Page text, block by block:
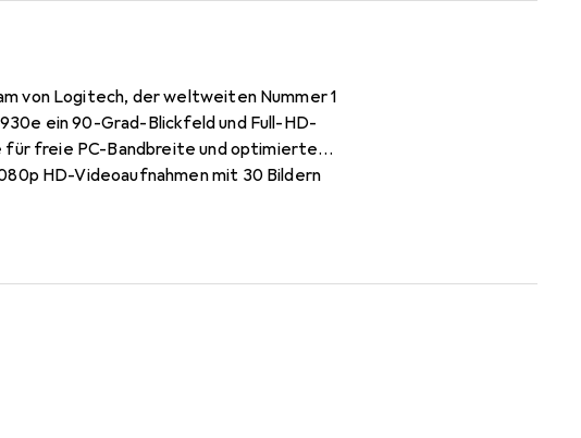
von Logitech, der weltweiten Nummer 1
ein 90-Grad-Blickfeld und Full-HD-
für freie PC-Bandbreite und optimierte
HD-Videoaufnahmen mit 30 Bildern